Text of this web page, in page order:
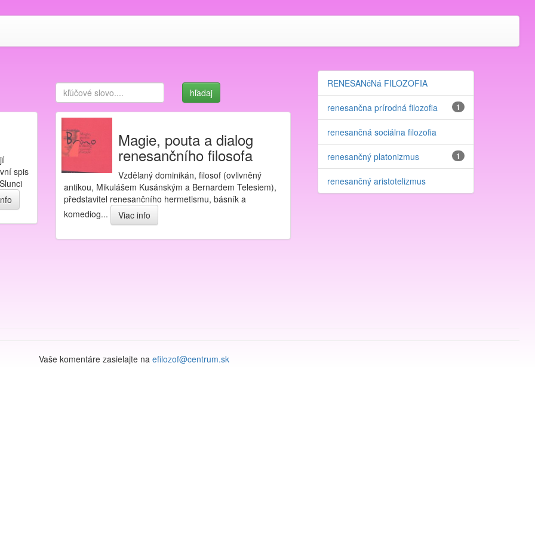
spis
Magie, pouta a dialog
renesančního filosofa
Vzdělaný dominikán, filosof (ovlivněný
antikou, Mikulášem Kusánským a Bernardem Telesiem),
představitel renesančního hermetismu, básník a
komediog...
Viac info
RENESANčNá FILOZOFIA
renesančna prírodná filozofia 1
renesančná sociálna filozofia
renesančný platonizmus 1
renesančný aristotelizmus
Vaše komentáre zasielajte na efilozof@centrum.sk